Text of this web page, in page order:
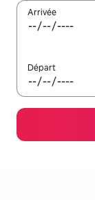
Arrivée
Départ